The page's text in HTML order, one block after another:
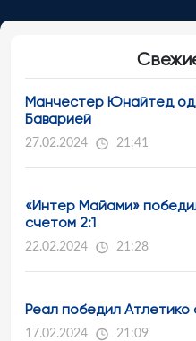
Манчестер Юнайтед
Баварией
27.02.2024 21:41
«Интер Майами»
счетом 2:1
22.02.2024 21:28
Реал победил Атлетико
17.02.2024 21:09